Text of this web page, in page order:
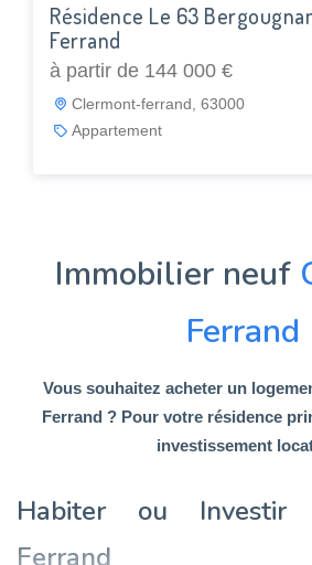
Résidence Le 63
Ferrand
à partir de 144 000 €
Clermont-ferrand, 63000
Appartement
Immobilier neuf
Ferrand
Vous souhaitez acheter un
Ferrand ? Pour votre résidence
investissement
Habiter ou Investir
Ferrand